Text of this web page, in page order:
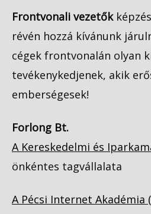
Frontvonali vezetők
révén hozzá kívánunk
cégek frontvonalán olyan
tevékenykedjenek, akik
emberségesek!
Forlong Bt.
A Kereskedelmi és
önkéntes tagvállalata
A Pécsi Internet Akadémia